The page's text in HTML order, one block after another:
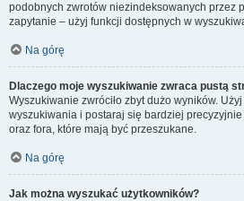
podobnych zwrotów niezindeksowanych przez
zapytanie – użyj funkcji dostępnych w
Na górę
Dlaczego moje wyszukiwanie zwraca pustą
Wyszukiwanie zwróciło zbyt dużo wyników.
wyszukiwania i postaraj się bardziej
oraz fora, które mają być przeszukane.
Na górę
Jak można wyszukać użytkowników?